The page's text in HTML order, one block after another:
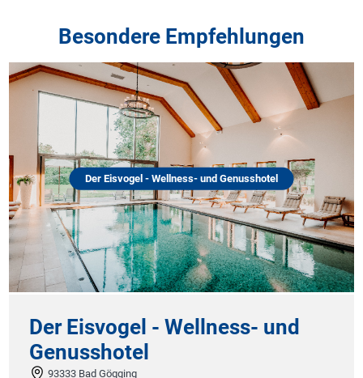
Besondere Empfehlungen
Der Eisvogel - Wellness- und Genusshotel
Der Eisvogel - Wellness- und
Genusshotel
93333 Bad Gögging